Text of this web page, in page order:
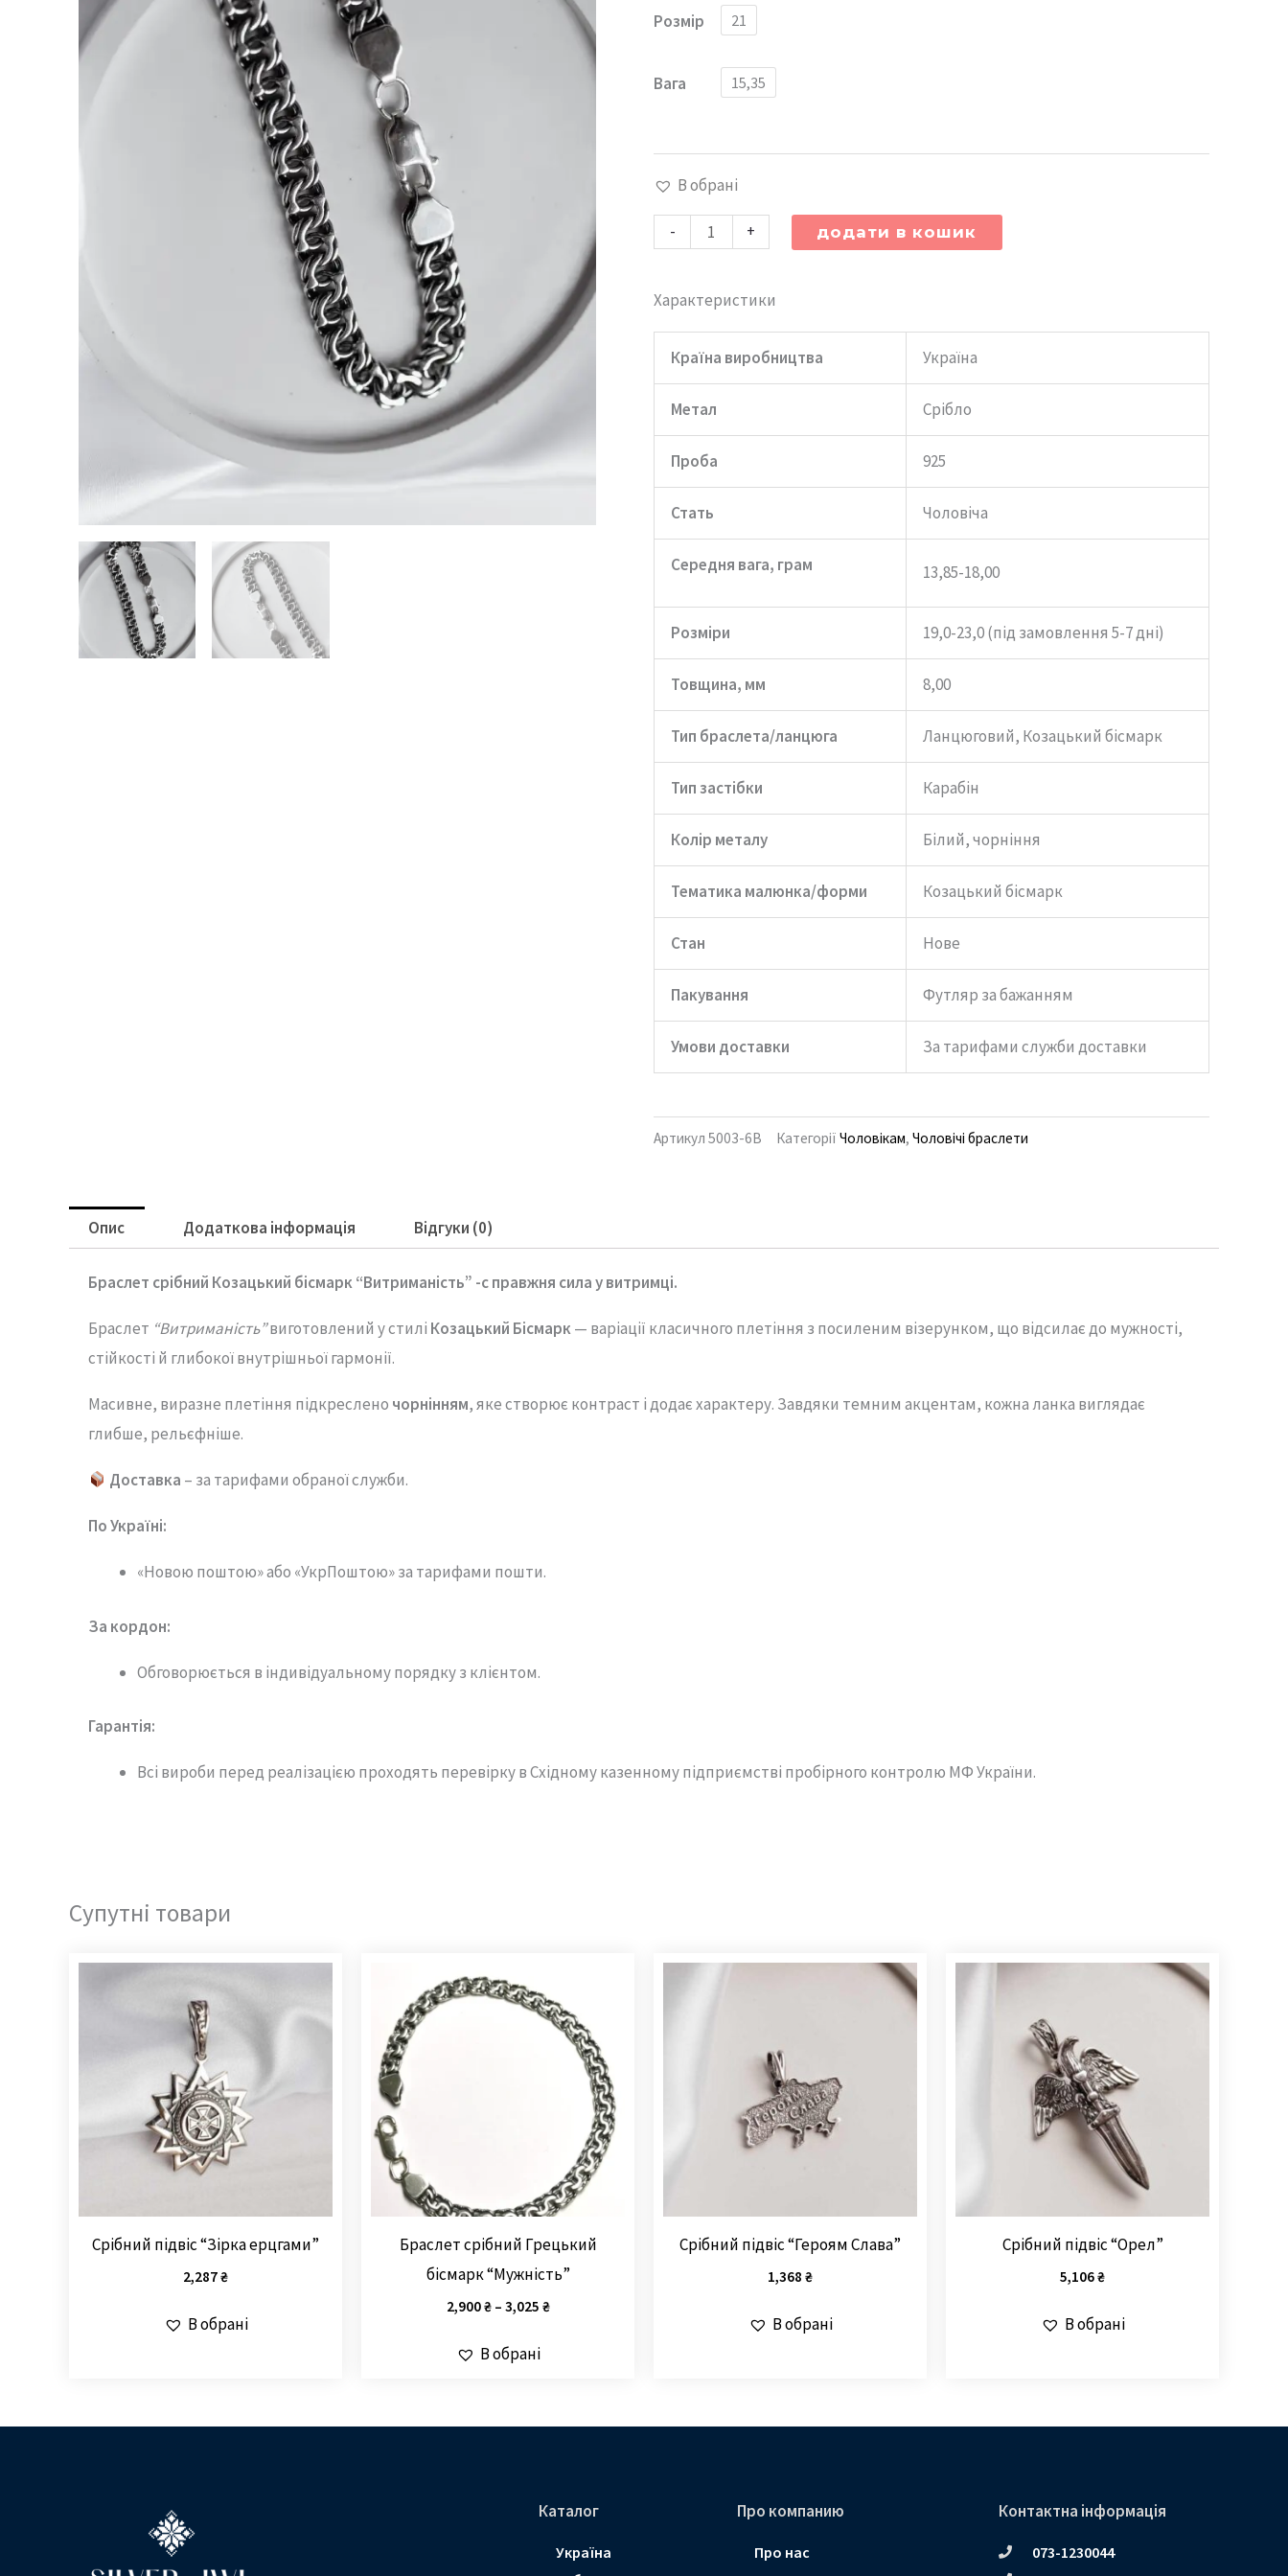
Розмір 21
Вага 15,35
В обрані
-
Браслет
Козацький
кількість
+ додати в кошик
Характеристики
Країна виробництва Україна
Метал Срібло
Проба 925
Стать Чоловіча
Середня вага, грам 13,85-18,00
Розміри 19,0-23,0 (під замовлення 5-7 дні)
Товщина, мм 8,00
Тип браслета/ланцюга Ланцюговий, Козацький бісмарк
Тип застібки Карабін
Колір металу Білий, чорніння
Тематика малюнка/форми Козацький бісмарк
Стан Нове
Пакування Футляр за бажанням
Умови доставки За тарифами служби доставки
Артикул 5003-6B Категорії Чоловікам, Чоловічі браслети
Опис Додаткова інформація Відгуки (0)
Браслет срібний Козацький бісмарк “Витриманість” -с правжня силаувитримці.
Браслет “Витриманість”виготовлений устилі Козацький Бісмарк— варіації класичного плетіння з посиленим візерунком, що відсилаєдо мужності,
стійкості й глибокоївнутрішньоїгармонії.
Масивне, виразне плетіння підкреслено чорнінням,якестворює контраст ідодаєхарактеру. Завдяки темним акцентам, кожналанка виглядає
глибше, рельєфніше.
Доставка – за тарифами обраної служби.
По Україні:
«Новою поштою» або «УкрПоштою» за тарифами пошти.
За кордон:
Обговорюється в індивідуальному порядку з клієнтом.
Гарантія:
Всі вироби перед реалізацією проходять перевірку в Східному казенному підприємстві пробірного контролю МФ України.
Супутні товари
Срібний підвіс “Зірка ерцгами”
2,287₴
В обрані
Браслет срібний Грецький
бісмарк “Мужність”
2,900₴– 3,025 ₴
В обрані
Срібний підвіс “Героям Слава”
1,368 ₴
В обрані
Срібний підвіс “Орел”
5,106₴
В обрані
Каталог
Україна
Про компанию
Про нас
Контактна інформація
073-1230044